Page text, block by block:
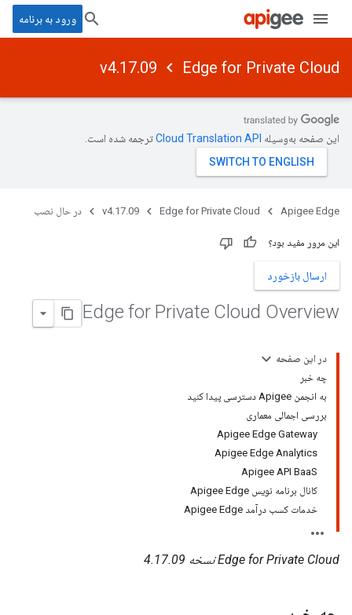
ورود به برنامه
Edge for Private Cloud
v4.17.09
این صفحه به‌وسیله ترجمه شده است.
Apigee Edge
Edge for Private Cloud
v4.17.09 در حال نصب
این مرور مفید بود؟
ارسال بازخورد
Edge for Private Cloud Overview
در این صفحه
چه خبر
به انجمن Apigee دسترسی پیدا کنید
بررسی اجمالی معماری
Apigee Edge Gateway
Apigee Edge Analytics
Apigee API BaaS
کانال برنامه نویس Apigee Edge
خدمات کسب درآمد Apigee Edge
Edge for Private Cloud نسخه 4.17.09